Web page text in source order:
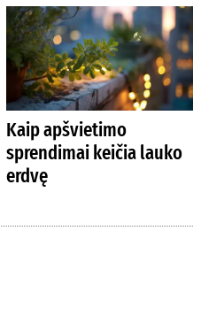
Kaip apšvietimo
sprendimai keičia lauko
erdvę